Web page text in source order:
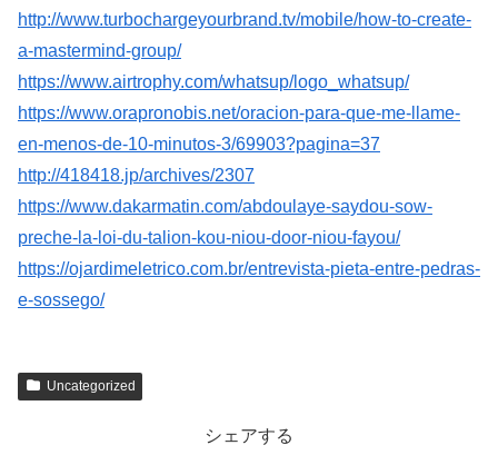
http://www.turbochargeyourbrand.tv/mobile/how-to-create-
a-mastermind-group/
https://www.airtrophy.com/whatsup/logo_whatsup/
https://www.orapronobis.net/oracion-para-que-me-llame-
en-menos-de-10-minutos-3/69903?pagina=37
http://418418.jp/archives/2307
https://www.dakarmatin.com/abdoulaye-saydou-sow-
preche-la-loi-du-talion-kou-niou-door-niou-fayou/
https://ojardimeletrico.com.br/entrevista-pieta-entre-pedras-
e-sossego/
Uncategorized
シェアする